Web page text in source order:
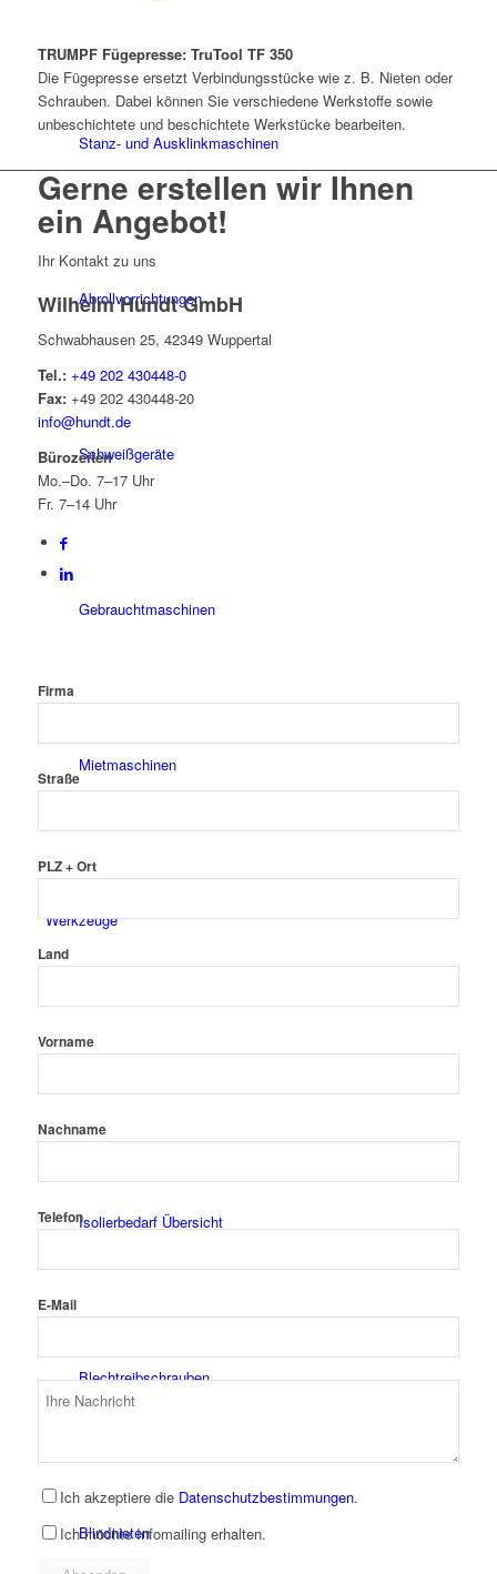
Stanz- und Ausklinkmaschinen
Abrollvorrichtungen
Schweißgeräte
Gebrauchtmaschinen
Mietmaschinen
Werkzeuge
Isolierbedarf Übersicht
Blechtreibschrauben
Blindnieten
TRUMPF Fügepresse: TruTool TF 350
Die Fügepresse ersetzt Verbindungsstücke wie z. B. Nieten oder
Schrauben. Dabei können Sie verschiedene Werkstoffe sowie
unbeschichtete und beschichtete Werkstücke bearbeiten.
Gerne erstellen wir Ihnen
ein Angebot!
Ihr Kontakt zu uns
Wilhelm Hundt GmbH
Schwabhausen 25, 42349 Wuppertal
Tel.: +49 202 430448-0
Fax:+49 202 430448-20
info@hundt.de
Bürozeiten
Mo.–Do. 7–17 Uhr
Fr. 7–14 Uhr
Firma
Straße
PLZ + Ort
Land
Vorname
Nachname
Telefon
E-Mail
Ich akzeptiere die Datenschutzbestimmungen.
Ich möchte Infomailing erhalten.